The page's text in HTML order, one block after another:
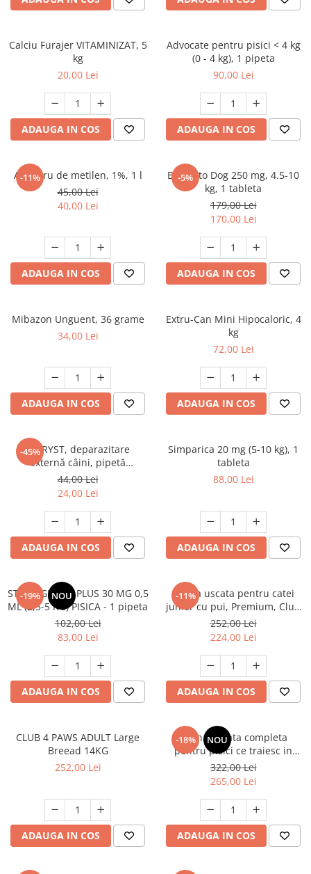
FRESH FARM
MY LOVE
RECOMPENSE
ACCESORII
DIETE VETERINARE
IGIENA SI COSMETICA
IGIENA OCHI SI URECHI
SAMPOANE
AFECTIUNI AURICULARE
AFECTIUNI DERMATOLOGICE
AFECTIUNI DIGESTIVE
AFECTIUNI OCULARE
AFECTIUNI URINARE
LAPTE PRAF
FARMINA
FRESH FARM
ACCESORII
DIETE VETERINARE
IGIENA SI COSMETICA
ASTERNUT SI LITIERE
IGIENA OCHI SI URECHI
SAMPOANE
RECOMPENSE
SUPLIMENTE
AFECTIUNI AURICULARE
AFECTIUNI DERMATOLOGICE
AFECTIUNI HEPATICE
AFECTIUNI OCULARE
IMUNITATE
Calciu Furajer VITAMINIZAT, 5
kg
20,00 Lei
ADAUGA IN COS
Advocate pentru pisici < 4 kg
(0 - 4 kg), 1 pipeta
90,00 Lei
ADAUGA IN COS
-11%
Albastru de metilen, 1%, 1 l
45,00 Lei
40,00 Lei
ADAUGA IN COS
-5%
Bravecto Dog 250 mg, 4.5-10
kg, 1 tableta
179,00 Lei
170,00 Lei
ADAUGA IN COS
Mibazon Unguent, 36 grame
34,00 Lei
ADAUGA IN COS
Extru-Can Mini Hipocaloric, 4
kg
72,00 Lei
ADAUGA IN COS
-45%
FYPRYST, deparazitare
externă câini, pipetă
repelentă, L(20 - 40kg), 1 buc
44,00 Lei
24,00 Lei
ADAUGA IN COS
Simparica 20 mg (5-10 kg), 1
tableta
88,00 Lei
ADAUGA IN COS
-19% NOU
STRONGHOLD PLUS 30 MG 0,5
ML (2,5-5 KG) PISICA - 1 pipeta
102,00 Lei
83,00 Lei
ADAUGA IN COS
-11%
Hrana uscata pentru catei
junior cu pui, Premium, Club
4 Paws, 14 kg
252,00 Lei
224,00 Lei
ADAUGA IN COS
CLUB 4 PAWS ADULT Large
Breead 14KG
252,00 Lei
ADAUGA IN COS
-18% NOU
Hrana uscata completa
pentru pisici ce traiesc in
casa, Club 4 Paws Premium
Indoor, 14kg
322,00 Lei
265,00 Lei
ADAUGA IN COS